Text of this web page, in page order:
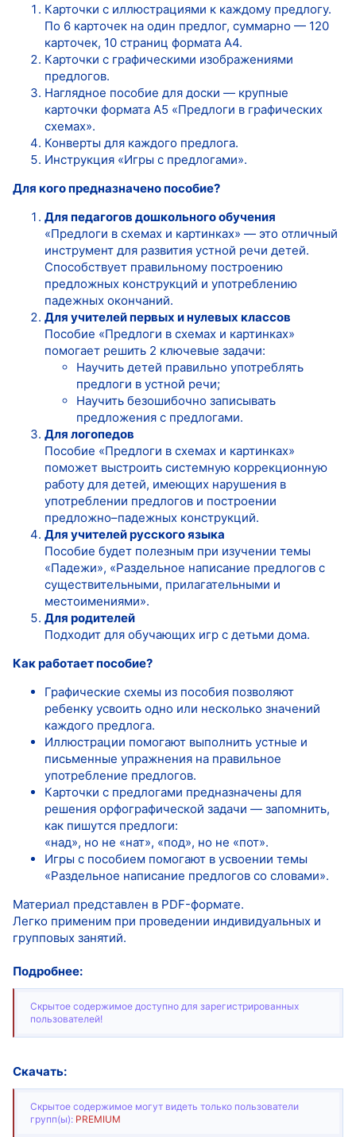
Карточки с иллюстрациями к каждому предлогу.
По 6 карточек на один предлог, суммарно — 120
карточек, 10 страниц формата А4.
Карточки с графическими изображениями
предлогов.
Наглядное пособие для доски — крупные
карточки формата А5 «Предлоги в графических
схемах».
Конверты для каждого предлога.
Инструкция «Игры с предлогами».
Для кого предназначено пособие?
Для педагогов дошкольного обучения
«Предлоги в схемах и картинках» — это отличный
инструмент для развития устной речи детей.
Способствует правильному построению
предложных конструкций и употреблению
падежных окончаний.
Для учителей первых и нулевых классов
Пособие «Предлоги в схемах и картинках»
помогает решить 2 ключевые задачи:
Научить детей правильно употреблять
предлоги в устной речи;
Научить безошибочно записывать
предложения с предлогами.
Для логопедов
Пособие «Предлоги в схемах и картинках»
поможет выстроить системную коррекционную
работу для детей, имеющих нарушения в
употреблении предлогов и построении
предложно–падежных конструкций.
Для учителей русского языка
Пособие будет полезным при изучении темы
«Падежи», «Раздельное написание предлогов с
существительными, прилагательными и
местоимениями».
Для родителей
Подходит для обучающих игр с детьми дома.
Как работает пособие?
Графические схемы из пособия позволяют
ребенку усвоить одно или несколько значений
каждого предлога.
Иллюстрации помогают выполнить устные и
письменные упражнения на правильное
употребление предлогов.
Карточки с предлогами предназначены для
решения орфографической задачи — запомнить,
как пишутся предлоги:
«над», но не «нат», «под», но не «пот».
Игры с пособием помогают в усвоении темы
«Раздельное написание предлогов со словами».
Материал представлен в PDF-формате.
Легко применим при проведении индивидуальных и
групповых занятий.
Подробнее:
Скрытое содержимое доступно для зарегистрированных
пользователей!
Скачать:
Скрытое содержимое могут видеть только пользователи
групп(ы): PREMIUM